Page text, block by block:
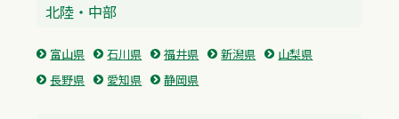
北陸・中部
富山県 石川県 福井県 新潟県
山梨県
長野県
愛知県 静岡県